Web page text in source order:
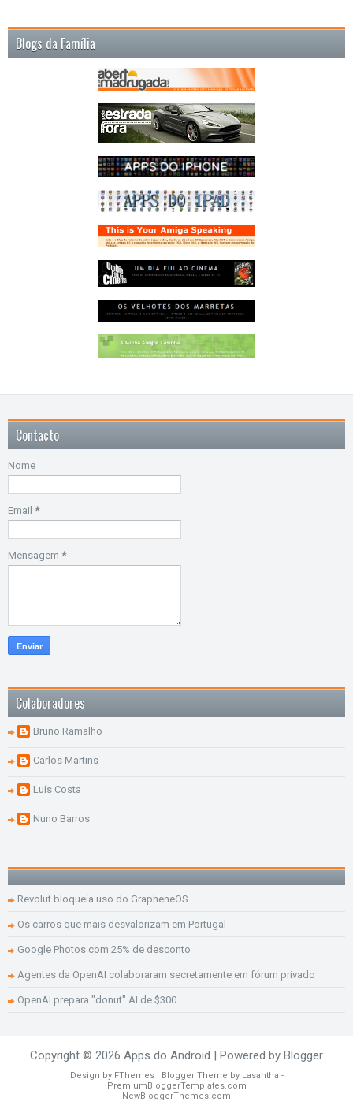
Blogs da Família
Contacto
Nome
Email *
Mensagem *
Colaboradores
Bruno Ramalho
Carlos Martins
Luís Costa
Nuno Barros
Revolut bloqueia uso do GrapheneOS
Os carros que mais desvalorizam em Portugal
Google Photos com 25% de desconto
Agentes da OpenAI colaboraram secretamente em fórum privado
OpenAI prepara "donut" AI de $300
Copyright © 2026 Apps do Android | Powered by Blogger
Design by FThemes| Blogger Theme by Lasantha -
PremiumBloggerTemplates.com
NewBloggerThemes.com